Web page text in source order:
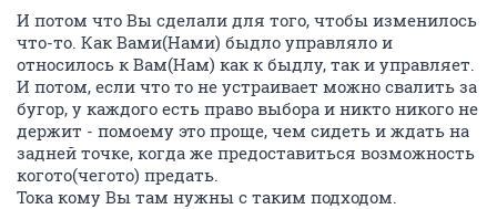
И потом что Вы сделали для того, чтобы изменилось
что-то. Как Вами(Нами) быдло управляло и
относилось к Вам(Нам) как к быдлу, так и управляет.
И потом, если что то не устраивает можно свалить за
бугор, у каждого есть право выбора и никто никого не
держит - помоему это проще, чем сидеть и ждать на
задней точке, когда же предоставиться возможность
когото(чегото) предать.
Тока кому Вы там нужны с таким подходом.